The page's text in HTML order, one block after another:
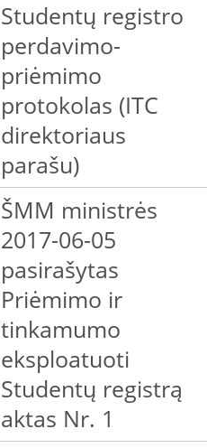
Studentų registro
perdavimo-
priėmimo
protokolas (ITC
direktoriaus
parašu)
ŠMM ministrės
2017-06-05
pasirašytas
Priėmimo ir
tinkamumo
eksploatuoti
Studentų registrą
aktas Nr. 1